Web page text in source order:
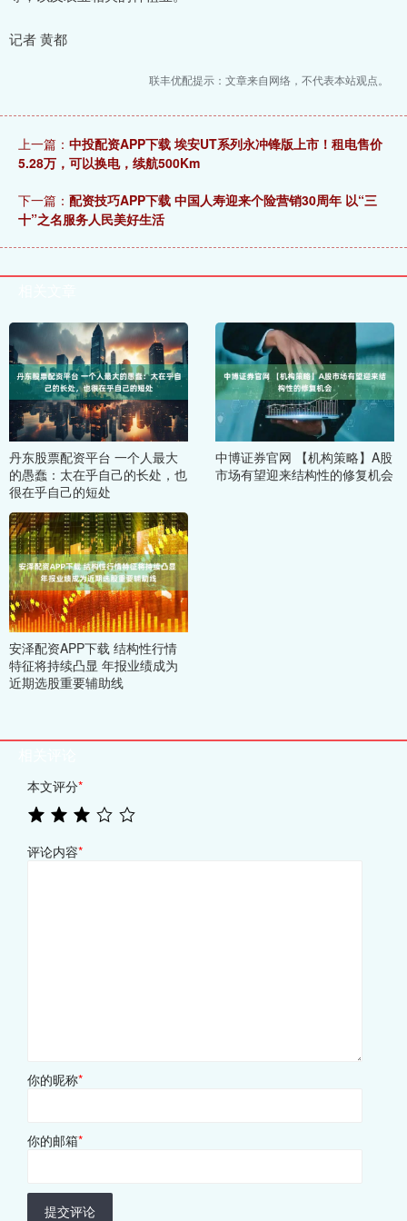
记者 黄都
联丰优配提示：文章来自网络，不代表本站观点。
上一篇： 中投配资APP下载 埃安UT系列永冲锋版上市！租电售价
5.28万，可以换电，续航500Km
下一篇： 配资技巧APP下载 中国人寿迎来个险营销30周年 以“三
十”之名服务人民美好生活
丹东股票配资平台 一个人最大
的愚蠢：太在乎自己的长处，也
很在乎自己的短处
中博证券官网 【机构策略】A股
市场有望迎来结构性的修复机会
安泽配资APP下载 结构性行情
特征将持续凸显 年报业绩成为
近期选股重要辅助线
本文评分*
评论内容*
你的昵称*
你的邮箱*
提交评论